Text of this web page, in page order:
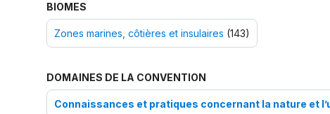
BIOMES
Zones marines, côtières et insulaires (143)
DOMAINES DE LA CONVENTION
Connaissances et pratiques concernant la nature et